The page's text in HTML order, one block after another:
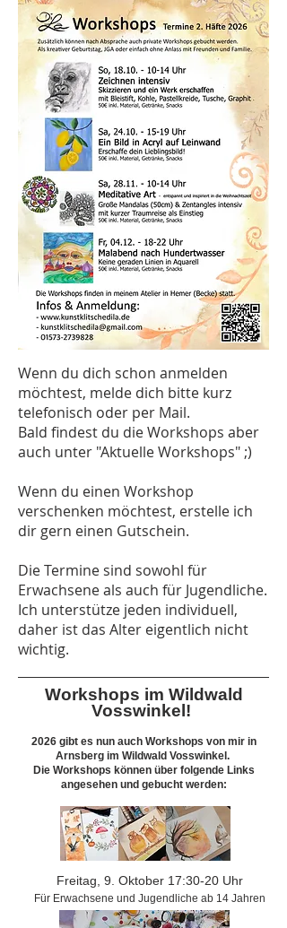
Wenn du dich schon anmelden
möchtest, melde dich bitte kurz
telefonisch oder per Mail.
Bald findest du die Workshops aber
auch unter "Aktuelle Workshops" ;)
Wenn du einen Workshop
verschenken möchtest, erstelle ich
dir gern einen Gutschein.
Die Termine sind sowohl für
Erwachsene als auch für Jugendliche.
Ich unterstütze jeden individuell,
daher ist das Alter eigentlich nicht
wichtig.
Workshops im Wildwald
Vosswinkel!
2026 gibt es nun auch Workshops von mir in
Arnsberg im Wildwald Vosswinkel.
Die Workshops können über folgende Links
angesehen und gebucht werden:
Freitag, 9. Oktober 17:30-20 Uhr
Für Erwachsene und Jugendliche ab 14 Jahren